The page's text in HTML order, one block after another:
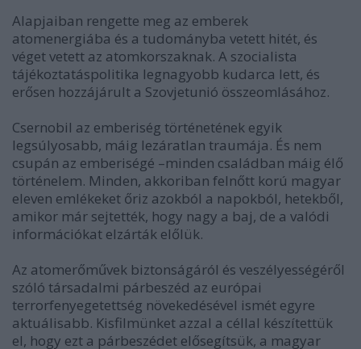
Alapjaiban rengette meg az emberek
atomenergiába és a tudományba vetett hitét, és
véget vetett az atomkorszaknak. A szocialista
tájékoztatáspolitika legnagyobb kudarca lett, és
erősen hozzájárult a Szovjetunió összeomlásához.
Csernobil az emberiség történetének egyik
legsúlyosabb, máig lezáratlan traumája. És nem
csupán az emberiségé –minden családban máig élő
történelem. Minden, akkoriban felnőtt korú magyar
eleven emlékeket őriz azokból a napokból, hetekből,
amikor már sejtették, hogy nagy a baj, de a valódi
információkat elzárták előlük.
Az atomerőművek biztonságáról és veszélyességéről
szóló társadalmi párbeszéd az európai
terrorfenyegetettség növekedésével ismét egyre
aktuálisabb. Kisfilmünket azzal a céllal készítettük
el, hogy ezt a párbeszédet elősegítsük, a magyar